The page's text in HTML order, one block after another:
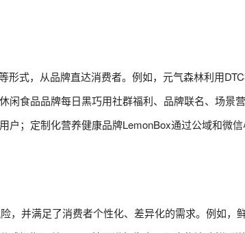
式，从品牌直达消费者。例如，元气森林利用
闲食品品牌每日黑巧用社群福利、品牌联名、场景
；定制化营养健康品牌LemonBox通过公域和微
，并满足了消费者个性化、差异化的需求。例如，